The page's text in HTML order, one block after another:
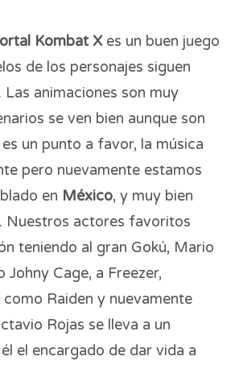
Kombat Xes un buen juego
de los personajes siguen
animaciones son muy
se ven bien aunque son
un punto a favor, la música
pero nuevamente estamos
en México, y muy bien
Nuestros actores favoritos
teniendo al gran Gokú, Mario
Johny Cage, a Freezer,
Raiden y nuevamente
Rojas se lleva a un
el encargado de dar vida a